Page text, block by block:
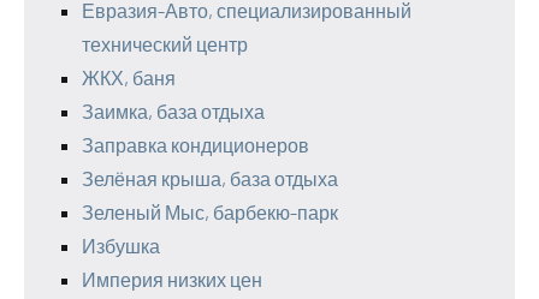
Евразия-Авто, специализированный
технический центр
ЖКХ, баня
Заимка, база отдыха
Заправка кондиционеров
Зелёная крыша, база отдыха
Зеленый Мыс, барбекю-парк
Избушка
Империя низких цен